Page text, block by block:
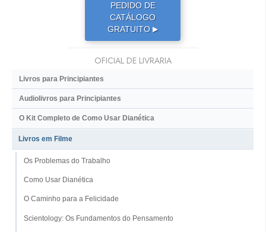
PEDIDO DE
CATÁLOGO
GRATUITO ▶
OFICIAL DE LIVRARIA
Livros para Principiantes
Audiolivros para Principiantes
O Kit Completo de Como Usar Dianética
Livros em Filme
Os Problemas do Trabalho
Como Usar Dianética
O Caminho para a Felicidade
Scientology: Os Fundamentos do Pensamento